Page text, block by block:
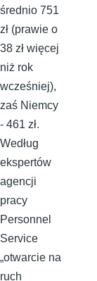
średnio 751
zł (prawie o
38 zł więcej
niż rok
wcześniej),
zaś Niemcy
- 461 zł.
Według
ekspertów
agencji
pracy
Personnel
Service
„otwarcie na
ruch